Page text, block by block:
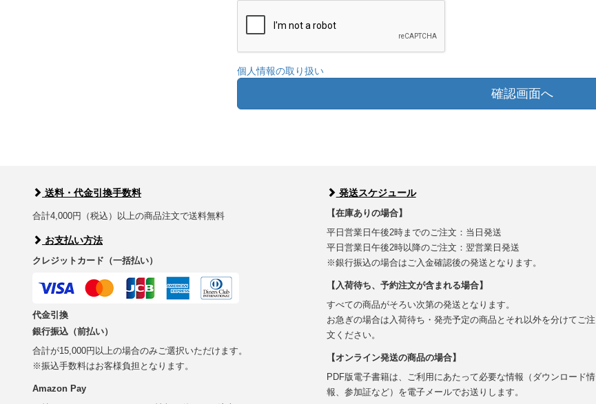
個人情報の取り扱い
確認画面へ
送料・代金引換手数料
合計4,000円（税込）以上の商品注文で送料無料
お支払い方法
クレジットカード（一括払い）
代金引換
銀行振込（前払い）
合計が15,000円以上の場合のみご選択いただけます。
※振込手数料はお客様負担となります。
Amazon Pay
発送スケジュール
【在庫ありの場合】
平日営業日午後2時までのご注文：当日発送
平日営業日午後2時以降のご注文：翌営業日発送
※銀行振込の場合はご入金確認後の発送となります。
【入荷待ち、予約注文が含まれる場合】
すべての商品がそろい次第の発送となります。
お急ぎの場合は入荷待ち・発売予定の商品とそれ以外を分けてご注
文ください。
【オンライン発送の商品の場合】
PDF版電子書籍は、ご利用にあたって必要な情報（ダウンロード情
報、参加証など）を電子メールでお送りします。